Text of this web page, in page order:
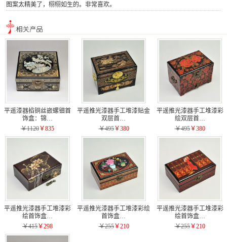
图案太精美了，栩栩如生的。非常喜欢。
平遥漆器掐铜丝嵌螺钿首
饰盒：锦…
￥1120￥835
平遥推光漆器手工堆漆贴金
双层首…
￥495￥380
平遥推光漆器手工堆漆彩
绘双层首…
￥495￥380
平遥推光漆器手工堆漆彩
绘首饰盒…
￥415￥298
平遥推光漆器手工堆漆彩绘
首饰盒…
￥255￥210
平遥推光漆器手工堆漆彩
绘首饰盒…
￥255￥210